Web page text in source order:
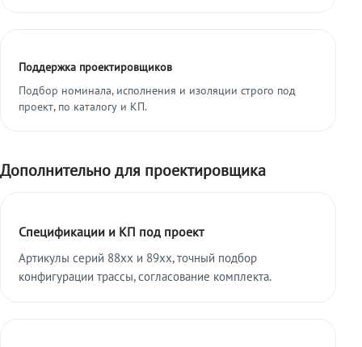
Поддержка проектировщиков
Подбор номинала, исполнения и изоляции строго под
проект, по каталогу и КП.
Дополнительно для проектировщика
Спецификации и КП под проект
Артикулы серий 88xx и 89xx, точный подбор
конфигурации трассы, согласование комплекта.